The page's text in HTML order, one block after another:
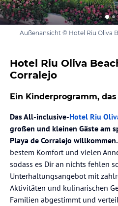
Außenansicht © Hotel Riu Oliva
Hotel Riu Oliva
Corralejo
Ein Kinderprogramm,
Das All-inclusive-Hotel Riu
großen und kleinen Gäste am
Playa de Corralejo willkommen.
bestem Komfort und vielen
sodass es Dir an nichts fehlen
Unterhaltungsangebot mit
Aktivitäten und kulinarischen
Familien abgestimmt und